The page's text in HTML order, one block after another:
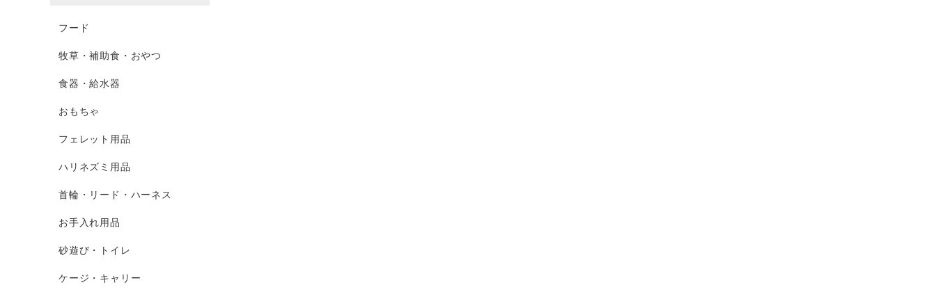
フード
牧草・補助食・おやつ
食器・給水器
おもちゃ
フェレット用品
ハリネズミ用品
首輪・リード・ハーネス
お手入れ用品
砂遊び・トイレ
ケージ・キャリー